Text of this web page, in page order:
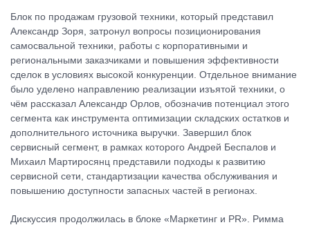
Блок по продажам грузовой техники, который представил
Александр Зоря, затронул вопросы позиционирования
самосвальной техники, работы с корпоративными и
региональными заказчиками и повышения эффективности
сделок в условиях высокой конкуренции. Отдельное внимание
было уделено направлению реализации изъятой техники, о
чём рассказал Александр Орлов, обозначив потенциал этого
сегмента как инструмента оптимизации складских остатков и
дополнительного источника выручки. Завершил блок
сервисный сегмент, в рамках которого Андрей Беспалов и
Михаил Мартиросянц представили подходы к развитию
сервисной сети, стандартизации качества обслуживания и
повышению доступности запасных частей в регионах.
Дискуссия продолжилась в блоке «Маркетинг и PR». Римма